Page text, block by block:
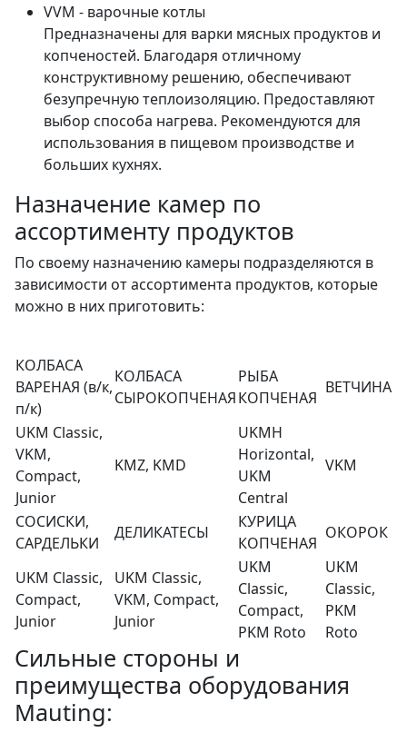
VVM - варочные котлы
Предназначены для варки мясных продуктов и
копченостей. Благодаря отличному
конструктивному решению, обеспечивают
безупречную теплоизоляцию. Предоставляют
выбор способа нагрева. Рекомендуются для
использования в пищевом производстве и
больших кухнях.
Назначение камер по
ассортименту продуктов
По своему назначению камеры подразделяются в
зависимости от ассортимента продуктов, которые
можно в них приготовить:
КОЛБАСА
ВАРЕНАЯ (в/к,
п/к)
КОЛБАСА
СЫРОКОПЧЕНАЯ
РЫБА
КОПЧЕНАЯ
ВЕТЧИНА
UKM Classic,
VKM,
Compact,
Junior
KMZ, KMD
UKMH
Horizontal,
UKM
Central
VKM
СОСИСКИ,
САРДЕЛЬКИ
ДЕЛИКАТЕСЫ
КУРИЦА
КОПЧЕНАЯ
ОКОРОК
UKM Classic,
Compact,
Junior
UKM Classic,
VKM, Compact,
Junior
UKM
Classic,
Compact,
PKM Roto
UKM
Classic,
PKM
Roto
Сильные стороны и
преимущества оборудования
Mauting: